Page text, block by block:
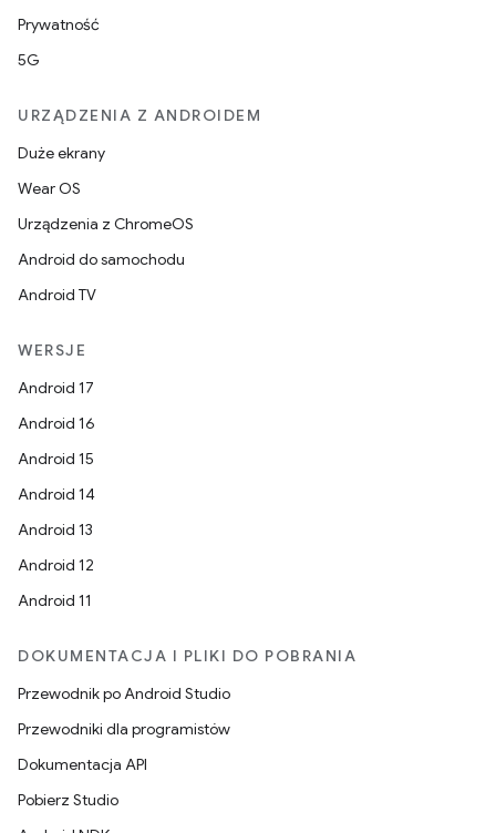
Prywatność
5G
URZĄDZENIA Z ANDROIDEM
Duże ekrany
Wear OS
Urządzenia z ChromeOS
Android do samochodu
Android TV
WERSJE
Android 17
Android 16
Android 15
Android 14
Android 13
Android 12
Android 11
DOKUMENTACJA I PLIKI DO POBRANIA
Przewodnik po Android Studio
Przewodniki dla programistów
Dokumentacja API
Pobierz Studio